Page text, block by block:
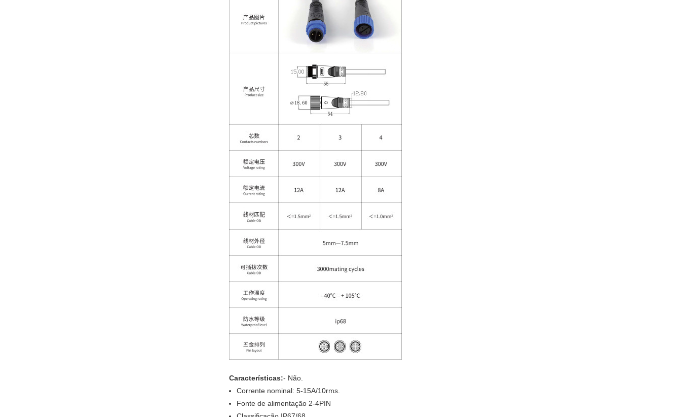
Características:- Não.
Corrente nominal: 5-15A/10rms.
Fonte de alimentação 2-4PIN